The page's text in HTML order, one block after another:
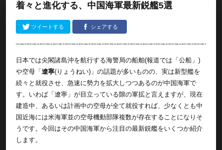
着々と進化する、中国海軍最新鋭艦5選
ツイートする シェアする
日本では尖閣諸島沖を航行する海警局の船舶(報道では「公船」)
や空母「 遼寧(りょうねい)」の話題が多いものの、実は新型艦を
続々と就役させ、急速に勢力を拡大しつつあるのが中国海軍で
す。いわば「遼寧」が目立っている隙の軍拡と言えますが、現在
建造中、あるいは計画中の空母が全て就役すれば、少なくとも中
国近海には米海軍並の空母機動部隊複数が存在することになりそ
うです。今回はその中国海軍から注目の最新鋭艦をいくつか紹介
します。